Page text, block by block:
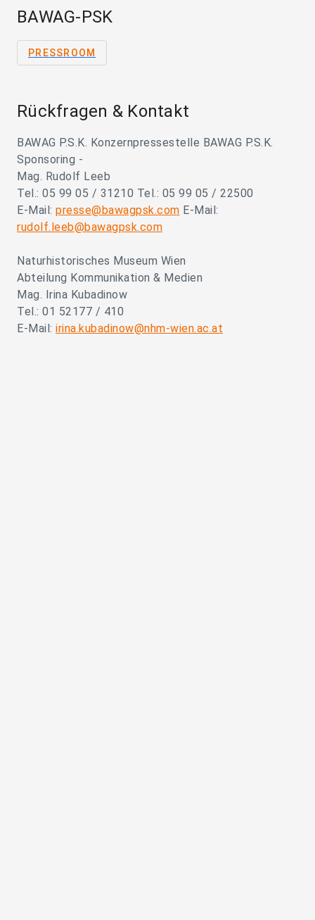
BAWAG-PSK
PRESSROOM
Rückfragen & Kontakt
BAWAG P.S.K. Konzernpressestelle BAWAG P.S.K.
Sponsoring -
Mag. Rudolf Leeb
Tel.: 05 99 05 / 31210 Tel.: 05 99 05 / 22500
E-Mail: presse@bawagpsk.com E-Mail:
rudolf.leeb@bawagpsk.com
Naturhistorisches Museum Wien
Abteilung Kommunikation & Medien
Mag. Irina Kubadinow
Tel.: 01 52177 / 410
E-Mail: irina.kubadinow@nhm-wien.ac.at